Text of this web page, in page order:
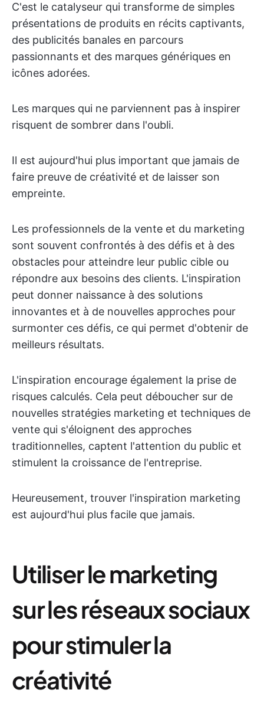
C'est le catalyseur qui transforme de simples
présentations de produits en récits captivants,
des publicités banales en parcours
passionnants et des marques génériques en
icônes adorées.
Les marques qui ne parviennent pas à inspirer
risquent de sombrer dans l'oubli.
Il est aujourd'hui plus important que jamais de
faire preuve de créativité et de laisser son
empreinte.
Les professionnels de la vente et du marketing
sont souvent confrontés à des défis et à des
obstacles pour atteindre leur public cible ou
répondre aux besoins des clients. L'inspiration
peut donner naissance à des solutions
innovantes et à de nouvelles approches pour
surmonter ces défis, ce qui permet d'obtenir de
meilleurs résultats.
L'inspiration encourage également la prise de
risques calculés. Cela peut déboucher sur de
nouvelles stratégies marketing et techniques de
vente qui s'éloignent des approches
traditionnelles, captent l'attention du public et
stimulent la croissance de l'entreprise.
Heureusement, trouver l'inspiration marketing
est aujourd'hui plus facile que jamais.
Utiliser le marketing
sur les réseaux sociaux
pour stimuler la
créativité